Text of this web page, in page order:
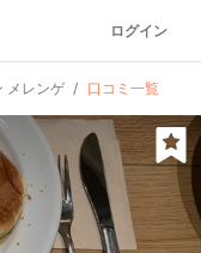
ログイン
メレンゲ 口コミ一覧